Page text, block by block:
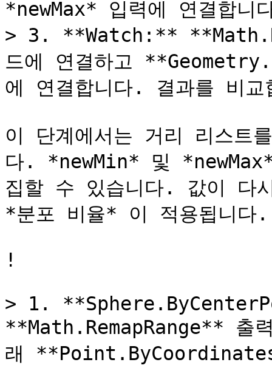
*newMax* 입력에 연결합니
> 3. **Watch:**
드에 연결하고
에 연결합니다. 결과를 비교
이 단계에서는 거리 리스트
다. *newMin* 및
집할 수 있습니다. 값이 다
*분포 비율* 이 적용됩니다.
!
> 1.
**Math.RemapRange**
래